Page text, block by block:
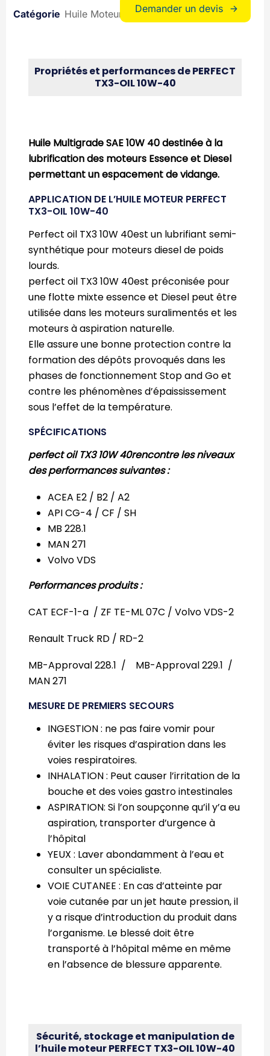
Huile Moteurs
Huiles lubrifiantes
Demander un devis
Propriétés et performances de PERFECT
TX3-OIL 10W-40
Huile Multigrade SAE 10W 40 destinée à la
lubrification des moteurs Essence et Diesel
permettant un espacement de vidange.
APPLICATION DE L’HUILE MOTEUR PERFECT
TX3-OIL 10W-40
Perfect oil TX3 10W 40est un lubrifiant semi-
synthétique pour moteurs diesel de poids
lourds.
perfect oil TX3 10W 40est préconisée pour
une flotte mixte essence et Diesel peut être
utilisée dans les moteurs suralimentés et les
moteurs à aspiration naturelle.
Elle assure une bonne protection contre la
formation des dépôts provoqués dans les
phases de fonctionnement Stop and Go et
contre les phénomènes d’épaississement
sous l’effet de la température.
SPÉCIFICATIONS
perfect oil TX3 10W 40rencontre les niveaux
des performances suivantes :
ACEA E2 / B2 / A2
API CG-4 / CF / SH
MB 228.1
MAN 271
Volvo VDS
Performances produits :
CAT ECF-1-a / ZF TE-ML 07C / Volvo VDS-2
Renault Truck RD / RD-2
MB-Approval 228.1 / MB-Approval 229.1 /
MAN 271
MESURE DE PREMIERS SECOURS
INGESTION : ne pas faire vomir pour
éviter les risques d’aspiration dans les
voies respiratoires.
INHALATION : Peut causer l’irritation de la
bouche et des voies gastro intestinales
ASPIRATION: Si l’on soupçonne qu’il y’a eu
aspiration, transporter d’urgence à
l’hôpital
YEUX : Laver abondamment à l’eau et
consulter un spécialiste.
VOIE CUTANEE : En cas d’atteinte par
voie cutanée par un jet haute pression, il
y a risque d’introduction du produit dans
l’organisme. Le blessé doit être
transporté à l’hôpital même en même
en l’absence de blessure apparente.
Sécurité, stockage et manipulation de
l’huile moteur PERFECT TX3-OIL 10W-40